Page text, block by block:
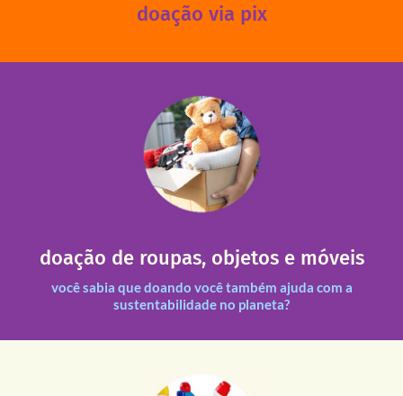
doação via pix
doação de roupas, objetos e móveis
você sabia que doando você também ajuda com a
sustentabilidade no planeta?
entre nossas unidades assim como outras instituições
Você pode doar esses itens na Rua Belmonte, 547 – Vila
Leopoldina – De segunda a sexta, das 8h30 às 11h30 e
das 13h30 às 17h30 (sextas até às 16h30).
fale conosco